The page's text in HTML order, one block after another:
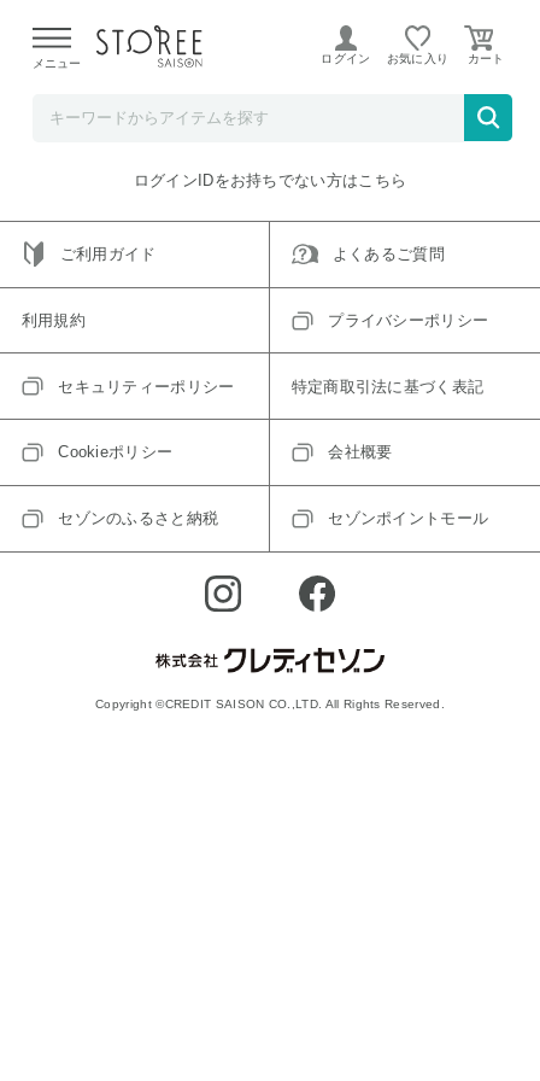
よる配送遅延が発生しております。
メニュー ログイン お気に入り
ご指定のアイテムは取り扱い終了、またはただいま取り扱い
トップへ戻る
ログインIDをお持ちでない方はこちら
ご利用ガイド よくあるご質問
利用規約 プライバシーポリシー
セキュリティーポリシー 特定商取引法に基づく表記
Cookieポリシー 会社概要
セゾンのふるさと納税 セゾンポイントモール
Copyright ©CREDIT SAISON CO.,LTD. All Rights Reserved.